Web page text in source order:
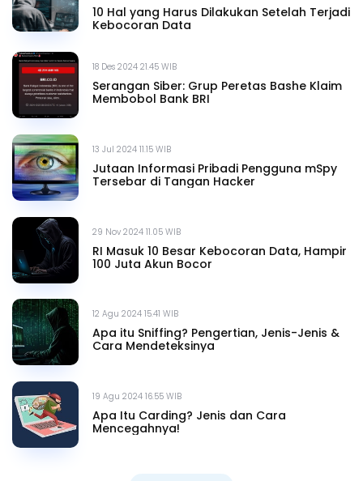
10 Hal yang Harus Dilakukan Setelah Terjadi
Kebocoran Data
18 Des 2024 21.45 WIB
Serangan Siber: Grup Peretas Bashe Klaim
Membobol Bank BRI
13 Jul 2024 11.15 WIB
Jutaan Informasi Pribadi Pengguna mSpy
Tersebar di Tangan Hacker
29 Nov 2024 11.05 WIB
RI Masuk 10 Besar Kebocoran Data, Hampir
100 Juta Akun Bocor
12 Agu 2024 15.41 WIB
Apa itu Sniffing? Pengertian, Jenis-Jenis &
Cara Mendeteksinya
19 Agu 2024 16.55 WIB
Apa Itu Carding? Jenis dan Cara
Mencegahnya!